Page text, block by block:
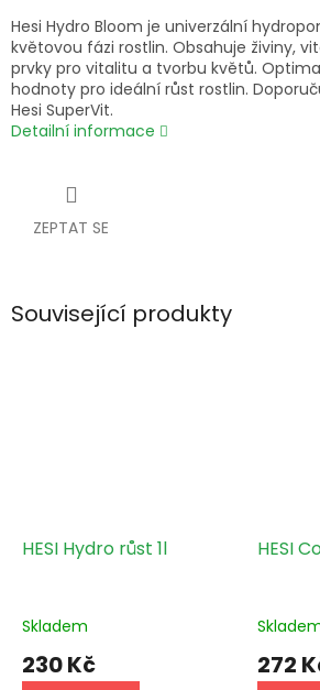
Hesi Hydro Bloom je univerzální
květovou fázi rostlin. Obsahuje živiny,
prvky pro vitalitu a tvorbu květů.
hodnoty pro ideální růst rostlin.
Hesi SuperVit.
Detailní informace
ZEPTAT SE
Související produkty
HESI Hydro růst 1l
Skladem
230 Kč
HESI
272